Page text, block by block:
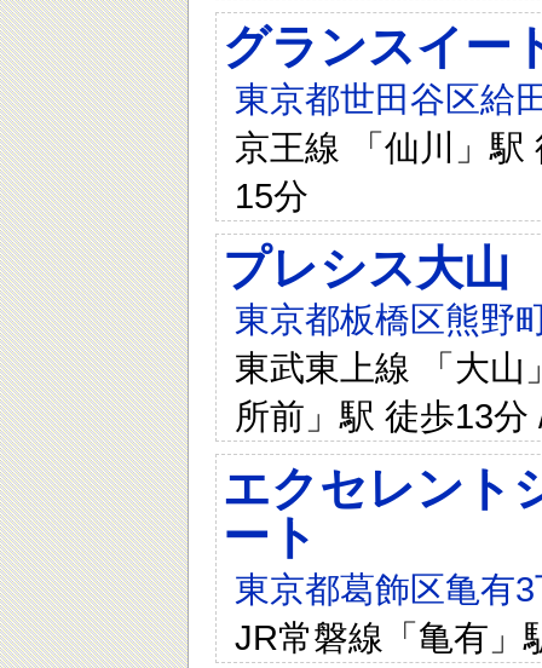
グランスイー
東京都世田谷区給
京王線 「仙川」駅
15分
プレシス大山
東京都板橋区熊野
東武東上線 「大山
所前」駅 徒歩13
エクセレント
ート
東京都葛飾区亀有
JR常磐線「亀有」